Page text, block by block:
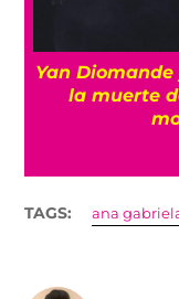
Yan
la muerte
TAGS: ana